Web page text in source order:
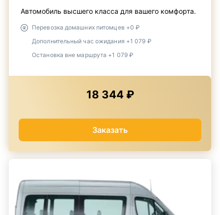
Автомобиль высшего класса для вашего комфорта.
Перевозка домашних питомцев +0 ₽
Дополнительный час ожидания +1 079 ₽
Остановка вне маршрута +1 079 ₽
18 344 ₽
Заказать